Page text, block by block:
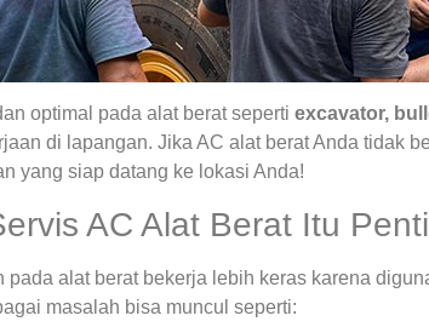
optimal pada alat berat seperti excavator,
di lapangan. Jika AC alat berat Anda tidak
yang siap datang ke lokasi Anda!
AC Alat Berat Itu
pada alat berat bekerja lebih keras karena
masalah bisa muncul seperti: